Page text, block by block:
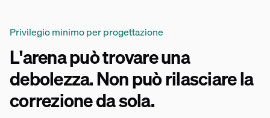
Privilegio minimo per progettazione
L'arena può trovare una
debolezza. Non può rilasciare la
correzione da sola.